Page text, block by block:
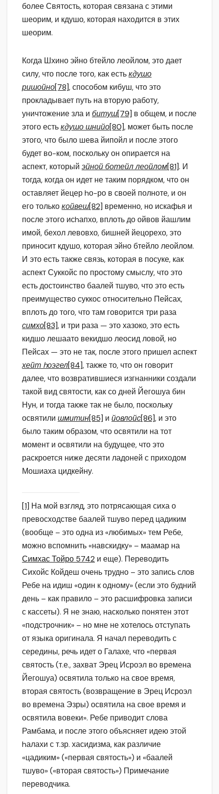
более Святость, которая связана с этими
шеорим, и кдушо, которая находится в этих
шеорим.
Когда Шхино эйно бтейло леойлом, это дает
силу, что после того, как естькдушо
ришойно[78], способом кибуш, что это
прокладывает путь на вторую работу,
уничтожение зла и битуш[79] в общем, и после
этого естькдушо шнийо[80], может быть после
этого, что было шева йипойл и после этого
будет во-ком, поскольку он опирается на
аспект, который эйной ботейл леойлом[81]. И
тогда, когда он идет не таким порядком, что он
оставляет йецер hо-ро в своей полноте, и он
его толькокойвеш[82] временно, но искафья и
после этого исhапхо, вплоть до ойвов йашлим
имой, бехол левовхо, бишней йецорехо, это
приносит кдушо, которая эйно бтейло леойлом.
И это есть также связь, которая в посуке, как
аспект Суккойс по простому смыслу, что это
есть достоинство баалей тшуво, что это есть
преимущество суккос относительно Пейсах,
вплоть до того, что там говорится три раза
симхо[83], и три раза — это хазоко, это есть
кидшо лешаато векидшо леосид ловой, но
Пейсах — это не так, после этого пришел аспект
хейт hоэгел[84], также то, что он говорит
далее, что возвратившиеся изгнанники создали
такой вид святости, как со дней Йегошуа бин
Нун, и тогда также так не было, поскольку
освятили шмитин[85] и йовлойс[86], и это
было таким образом, что освятили на тот
момент и освятили на будущее, что это
раскроется ниже десяти ладоней с приходом
Мошиаха цидкейну.
[1] На мой взгляд, это потрясающая сиха о
превосходстве баалей тшуво перед цадиким
(вообще – это одна из «любимых» тем Ребе,
можно вспомнить «навскидку» – маамар на
Симхас Тойро 5742 и еще). Переводить
Сихойс Койдеш очень трудно – это запись слов
Ребе на идиш «один к одному» (если это будний
день – как правило – это расшифровка записи
с кассеты). Я не знаю, насколько понятен этот
«подстрочник» – но мне не хотелось отступать
от языка оригинала. Я начал переводить с
середины, речь идет о Галахе, что «первая
святость (т.е., захват Эрец Исроэл во времена
Йегошуа) освятила только на свое время,
вторая святость (возвращение в Эрец Исроэл
во времена Эзры) освятила на свое время и
освятила вовеки». Ребе приводит слова
Рамбама, и после этого объясняет идею этой
hалахи с т.зр. хасидизма, как различие
«цадиким» («первая святость») и «баалей
тшуво» («вторая святость») Примечание
переводчика.